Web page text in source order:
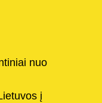
nuo
į